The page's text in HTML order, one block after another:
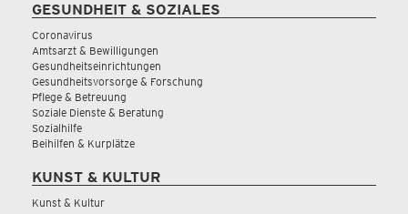
GESUNDHEIT & SOZIALES
Coronavirus
Amtsarzt & Bewilligungen
Gesundheitseinrichtungen
Gesundheitsvorsorge & Forschung
Pflege & Betreuung
Soziale Dienste & Beratung
Sozialhilfe
Beihilfen & Kurplätze
KUNST & KULTUR
Kunst & Kultur